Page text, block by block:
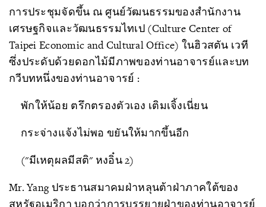
การประชุมจัดขึ้น ณ ศูนย์วัฒนธรรมของสำนักงาน
เศรษฐกิจและวัฒนธรรมไทเป (Culture Center of
Taipei Economic and Cultural Office) ในฮิวสตัน เวที
ซึ่งประดับด้วยดอกไม้มีภาพของท่านอาจารย์และบท
กวีบทหนึ่งของท่านอาจารย์ :
พักให้น้อย ตรึกตรองตัวเอง เติมเจิ้งเนี่ยน
กระจ่างแจ้งไม่พอ ขยันให้มากขึ้นอีก
("มีเหตุผลมีสติ" หงอิ๋น 2)
Mr. Yang ประธานสมาคมฝ่าหลุนต้าฝ่าภาคใต้ของ
สหรัฐอเมริกา บอกว่าการบรรยายฝ่าของท่านอาจารย์